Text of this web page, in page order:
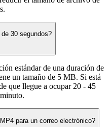
30 segundos?
estándar de una duración de
un tamaño de 5 MB. Si está
que llegue a ocupar 20 - 45
para un correo electrónico?